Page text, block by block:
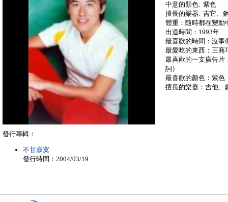
中意的顏色: 紫色
擅長的樂器: 吉它、
體重：隨時都在變動
出道時間：1993年
最喜歡的時間：沒事
最愛吃的東西：三商
最喜歡的一支廣告片
詞）
最喜歡的顏色：紫色
擅長的樂器：吉他、
發行專輯：
不甘寂寞
發行時間：2004/03/19